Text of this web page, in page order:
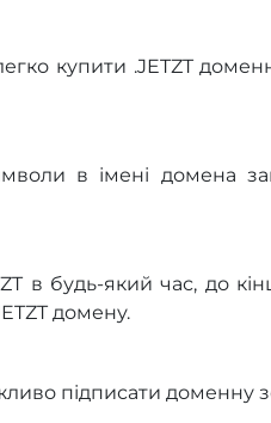
купити .JETZT
в імені домена
в будь-який час, до
домену.
підписати доменну